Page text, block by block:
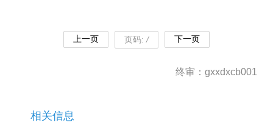
上一页 页码: / 下一页
终审：gxxdxcb001
相关信息